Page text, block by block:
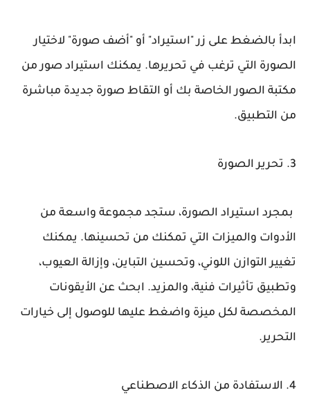
ابدأ بالضغط على زر "استيراد" أو "أضف صورة" لاختيار
الصورة التي ترغب في تحريرها. يمكنك استيراد صور من
مكتبة الصور الخاصة بك أو التقاط صورة جديدة مباشرة
من التطبيق.
3. تحرير الصورة
بمجرد استيراد الصورة، ستجد مجموعة واسعة من
الأدوات والميزات التي تمكنك من تحسينها. يمكنك
تغيير التوازن اللوني، وتحسين التباين، وإزالة العيوب،
وتطبيق تأثيرات فنية، والمزيد. ابحث عن الأيقونات
المخصصة لكل ميزة واضغط عليها للوصول إلى خيارات
التحرير.
4. الاستفادة من الذكاء الاصطناعي